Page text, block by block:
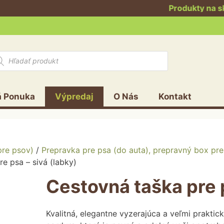
Produkty na
Reflexné obojky
Antiparazitné obojky
Ponuka Výpredaj O Nás Kontakt
psov) / Prepravka pre psa (do auta), prepravný box
psa – sivá (labky)
Cestovná taška pre
Kvalitná, elegantne vyzerajúca a veľmi